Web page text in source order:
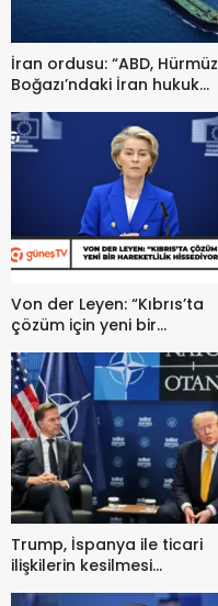
İran ordusu: “ABD, Hürmüz
Boğazı’ndaki İran hukuk
boğaz kapalı kalacak”
Von der Leyen: “Kıbrıs’ta
çözüm için yeni bir
Trump, İspanya ile ticari
ilişkilerin kesilmesi